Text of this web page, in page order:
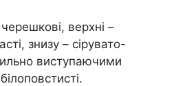
верхні –
знизу – сірувато-
виступаючими